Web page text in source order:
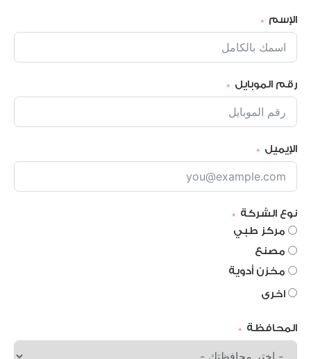
الإسم
رقم الموبايل
الإيميل
نوع الشركة
مركز طبي
مصنع
مخزن أدوية
اخرى
المحافظة